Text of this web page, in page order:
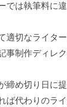
では執筆料に違
適切なライタ
事制作ディレク
締め切り日に
ば代わりのラ